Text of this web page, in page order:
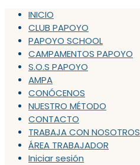
INICIO
CLUB PAPOYO
PAPOYO SCHOOL
CAMPAMENTOS PAPOYO
S.O.S PAPOYO
AMPA
CONÓCENOS
NUESTRO MÉTODO
CONTACTO
TRABAJA CON NOSOTROS
ÁREA TRABAJADOR
Iniciar sesión